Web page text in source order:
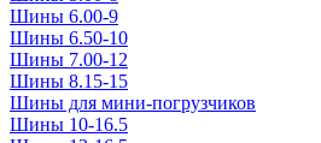
Шины 6.00-9
Шины 6.50-10
Шины 7.00-12
Шины 8.15-15
Шины для мини-погрузчиков
Шины 10-16.5